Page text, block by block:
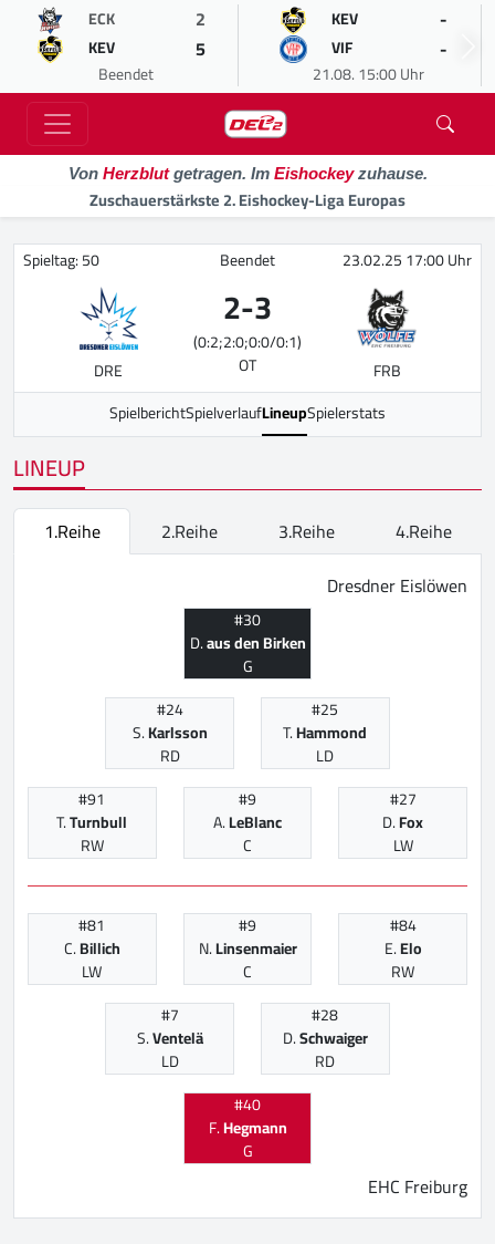
ECK 2
KEV 5
Beendet
KEV -
VIF -
21.08. 15:00 Uhr
Von Herzblutgetragen. Im Eishockeyzuhause.
Zuschauerstärkste 2. Eishockey-Liga Europas
Spieltag: 50 Beendet 23.02.25 17:00 Uhr
DRE
2-3
(0:2;2:0;0:0/0:1)
OT
FRB
SpielberichtSpielverlaufLineupSpielerstats
LINEUP
1.Reihe 2.Reihe 3.Reihe
4.Reihe
Dresdner Eislöwen
#30
D.aus den Birken
G
#24
S.Karlsson
RD
#25
T.Hammond
LD
#91
T.Turnbull
RW
#9
A.LeBlanc
C
#27
D.Fox
LW
#81
C.Billich
LW
#9
N.Linsenmaier
C
#84
E.Elo
RW
#7
S.Ventelä
LD
#28
D.Schwaiger
RD
#40
F.Hegmann
G
EHC Freiburg